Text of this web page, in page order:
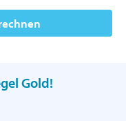
Gold!